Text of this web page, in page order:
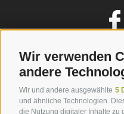
Wir verwenden
andere
Wir und andere ausgewählte 5
und ähnliche Technologien.
die Nutzung digitaler Inhalte zu